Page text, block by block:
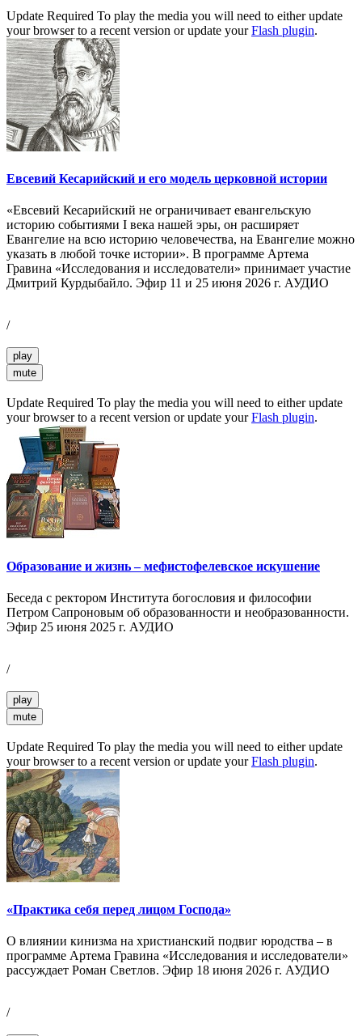
Update Required To play the media you will need to either update
your browser to a recent version or update yourFlash plugin.
Евсевий Кесарийский и его модель церковной истории
«Евсевий Кесарийский не ограничивает евангельскую
историю событиями I века нашей эры, он расширяет
Евангелие на всю историю человечества, на Евангелие можно
указать в любой точке истории». В программе Артема
Гравина «Исследования и исследователи» принимает участие
Дмитрий Курдыбайло. Эфир 11 и 25 июня 2026 г. АУДИО
/
play
mute
Update Required To play the media you will need to either update
your browser to a recent version or update yourFlash plugin.
Образование и жизнь – мефистофелевское искушение
Беседа с ректором Института богословия и философии
Петром Сапроновым об образованности и необразованности.
Эфир 25 июня 2025 г. АУДИО
/
play
mute
Update Required To play the media you will need to either update
your browser to a recent version or update yourFlash plugin.
«Практика себя перед лицом Господа»
О влиянии кинизма на христианский подвиг юродства – в
программе Артема Гравина «Исследования и исследователи»
рассуждает Роман Светлов. Эфир 18 июня 2026 г. АУДИО
/